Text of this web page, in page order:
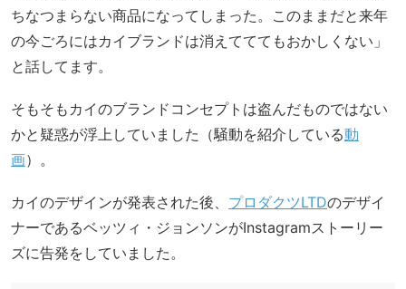
ちなつまらない商品になってしまった。このままだと来年
の今ごろにはカイブランドは消えてててもおかしくない」
と話してます。
そもそもカイのブランドコンセプトは盗んだものではない
かと疑惑が浮上していました（騒動を紹介している動
画）。
カイのデザインが発表された後、 プロダクツLTDのデザイ
ナーであるベッツィ・ジョンソンがInstagramストーリー
ズに告発をしていました。